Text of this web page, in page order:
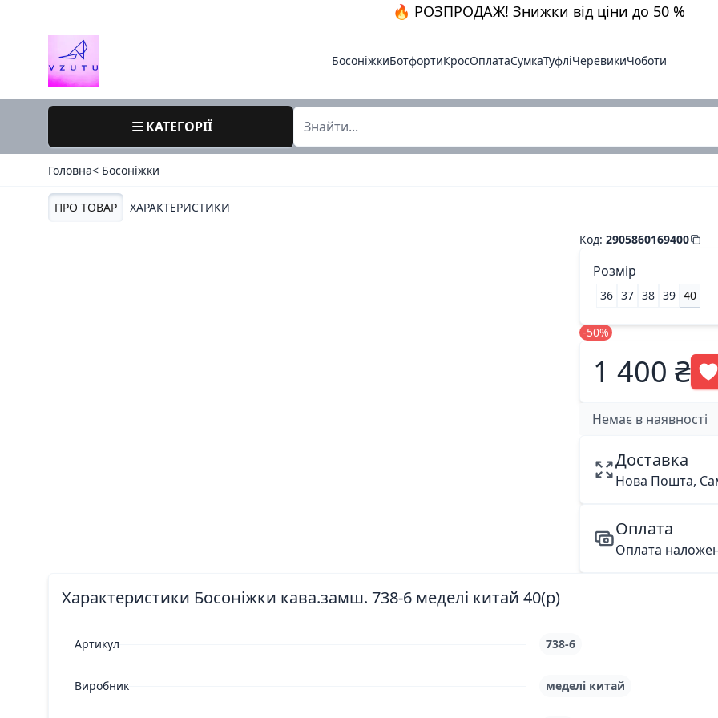
🔥 РОЗПРОДАЖ! Знижки від ціни до 50 %
БосоніжкиБотфортиКросОплатаСумкаТуфліЧеревикиЧоботи
КАТЕГОРІЇ
Головна< Босоніжки
ПРО ТОВАР ХАРАКТЕРИСТИКИ
40 / 738-6 / меделі китай / літо
Код:2905860169400
Розмір
36 37 38 39 40
-50%
1 400 ₴
Немає в наявності
Доставка
Нова Пошта,
Оплата
Оплата
Характеристики Босоніжки кава.замш. 738-6 меделі китай 40(р)
Артикул 738-6
Виробник меделі китай